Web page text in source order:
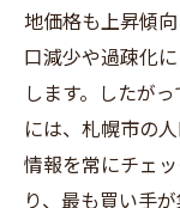
地価格も上昇傾
口減少や過疎化
します。したが
には、札幌市の
情報を常にチェ
り、最も買い手